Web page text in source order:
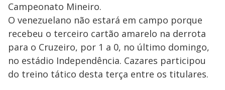
Campeonato Mineiro.
O venezuelano não estará em campo porque
recebeu o terceiro cartão amarelo na derrota
para o Cruzeiro, por 1 a 0, no último domingo,
no estádio Independência. Cazares participou
do treino tático desta terça entre os titulares.